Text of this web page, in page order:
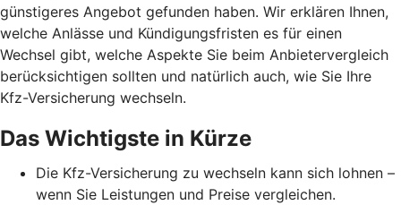
günstigeres Angebot gefunden haben. Wir erklären Ihnen,
welche Anlässe und Kündigungsfristen es für einen
Wechsel gibt, welche Aspekte Sie beim Anbietervergleich
berücksichtigen sollten und natürlich auch, wie Sie Ihre
Kfz-Versicherung wechseln.
Das Wichtigste in Kürze
Die Kfz-Versicherung zu wechseln kann sich lohnen –
wenn Sie Leistungen und Preise vergleichen.